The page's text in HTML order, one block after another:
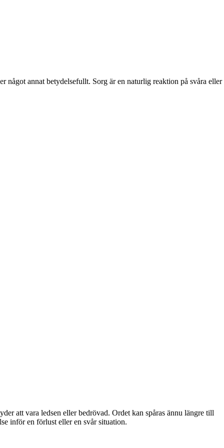
något annat betydelsefullt. Sorg är en naturlig reaktion på svåra eller
att vara ledsen eller bedrövad. Ordet kan spåras ännu längre till
inför en förlust eller en svår situation.